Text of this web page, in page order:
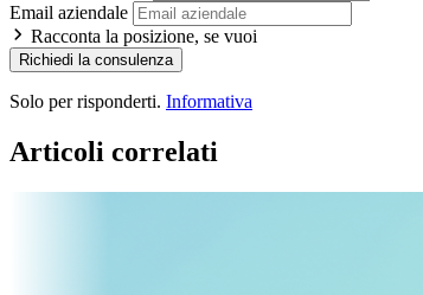
Email aziendale
Racconta la posizione, se vuoi
Richiedi la consulenza
Solo per risponderti. Informativa
Articoli correlati